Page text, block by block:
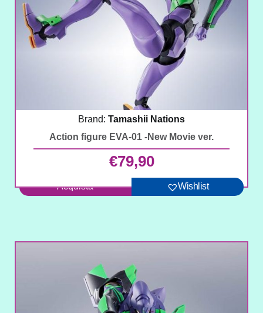
Brand: Tamashii Nations
Action figure EVA-01 -New Movie ver.
€79,90
Acquista Wishlist